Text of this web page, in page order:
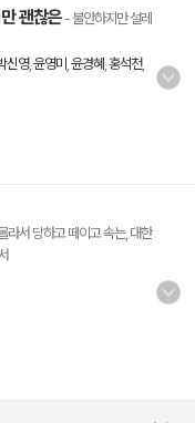
괜찮은 - 불안하지만 설레
신영, 윤영미 윤경혜 홍석천,
라서 당하고 떼이고 속는, 대한